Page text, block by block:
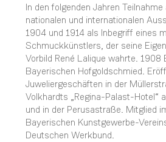
In den folgenden Jahren
nationalen und internationalen
1904 und 1914 als Inbegriff eines
Schmuckkünstlers, der seine
Vorbild René Lalique wahrte. 1908
Bayerischen Hofgoldschmied.
Juweliergeschäften in der
Volkhardts „Regina-Palast-Hotel“
und in der Perusastraße. Mitglied
Bayerischen Kunstgewerbe-
Deutschen Werkbund.